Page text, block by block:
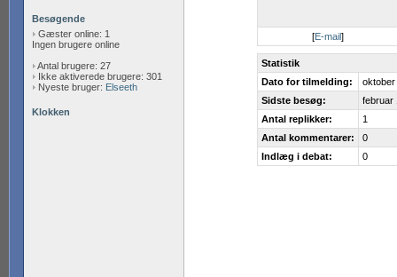
Besøgende
Gæster online: 1
Ingen brugere online
Antal brugere: 27
Ikke aktiverede brugere: 301
Nyeste bruger: Elseeth
Klokken
[E-mail]
Statistik
Dato for tilmelding:
oktober
Sidste besøg:
februar
Antal replikker:
1
Antal kommentarer:
0
Indlæg i debat:
0